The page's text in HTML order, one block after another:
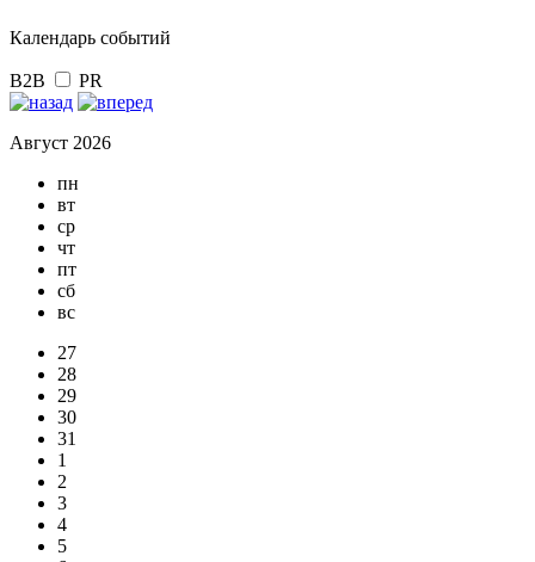
Календарь событий
B2B PR
Август 2026
пн
вт
ср
чт
пт
сб
вс
27
28
29
30
31
1
2
3
4
5